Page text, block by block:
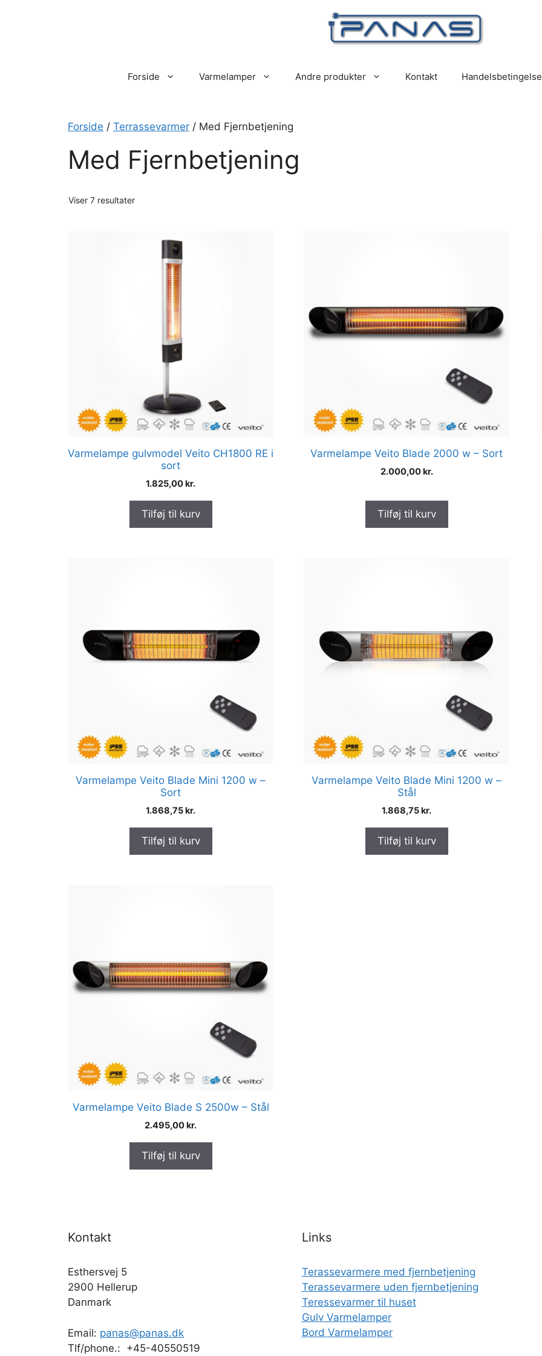
Forside Varmelamper Andre produkter Kontakt
Forside / Terrassevarmer / Med Fjernbetjening
Med Fjernbetjening
Viser 7 resultater
Varmelampe gulvmodel Veito CH1800 RE i
sort
1.825,00kr.
Tilføj til kurv
Varmelampe Veito Blade 2000 w – Sort
2.000,00kr.
Tilføj til kurv
Varmelampe Veito Blade Mini 1200 w –
Sort
1.868,75kr.
Tilføj til kurv
Varmelampe Veito Blade Mini 1200 w –
Stål
1.868,75kr.
Tilføj til kurv
Varmelampe Veito Blade S 2500w – Stål
2.495,00kr.
Tilføj til kurv
Kontakt
Esthersvej 5
2900 Hellerup
Danmark
Email: panas@panas.dk
Tlf/phone.: +45-40550519
Links
Terassevarmere med fjernbetjening
Terassevarmere uden fjernbetjening
Teressevarmer til huset
Gulv Varmelamper
Bord Varmelamper